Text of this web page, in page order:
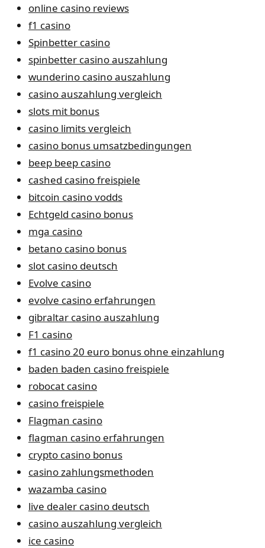
online casino reviews
f1 casino
Spinbetter casino
spinbetter casino auszahlung
wunderino casino auszahlung
casino auszahlung vergleich
slots mit bonus
casino limits vergleich
casino bonus umsatzbedingungen
beep beep casino
cashed casino freispiele
bitcoin casino vodds
Echtgeld casino bonus
mga casino
betano casino bonus
slot casino deutsch
Evolve casino
evolve casino erfahrungen
gibraltar casino auszahlung
F1 casino
f1 casino 20 euro bonus ohne einzahlung
baden baden casino freispiele
robocat casino
casino freispiele
Flagman casino
flagman casino erfahrungen
crypto casino bonus
casino zahlungsmethoden
wazamba casino
live dealer casino deutsch
casino auszahlung vergleich
ice casino